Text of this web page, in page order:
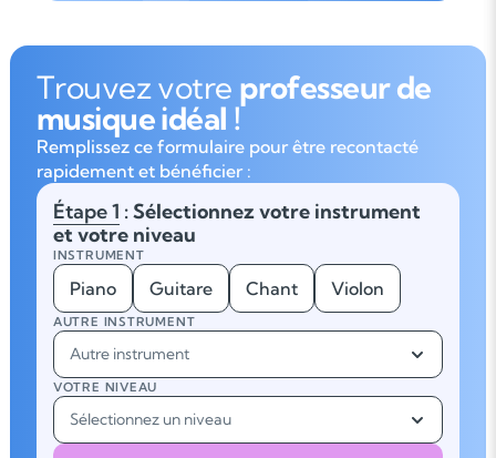
Trouvez votre professeur de
musique idéal !
Remplissez ce formulaire pour être recontacté
rapidement et bénéficier :
Étape 1 : Sélectionnez votre instrument
et votre niveau
INSTRUMENT
Piano Guitare Chant Violon
AUTRE INSTRUMENT
Autre instrument
VOTRE NIVEAU
Sélectionnez un niveau